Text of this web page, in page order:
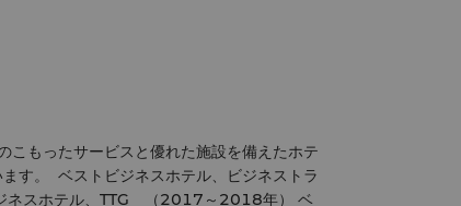
こもったサービスと優れた施設を備えたホテ
ジネストラ